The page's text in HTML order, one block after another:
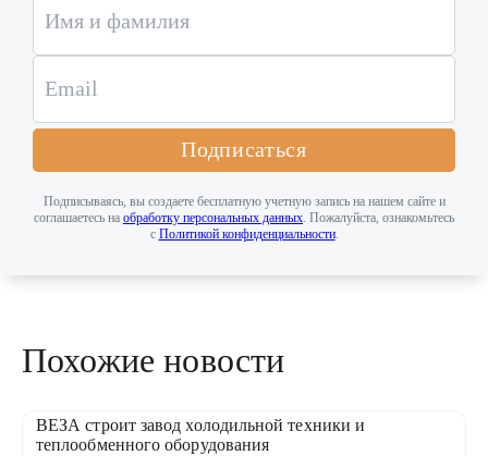
Подписаться
Подписываясь, вы создаете бесплатную учетную запись на нашем сайте и
соглашаетесь на обработку персональных данных. Пожалуйста, ознакомьтесь
с Политикой конфиденциальности.
Похожие новости
ВЕЗА строит завод холодильной техники и
теплообменного оборудования